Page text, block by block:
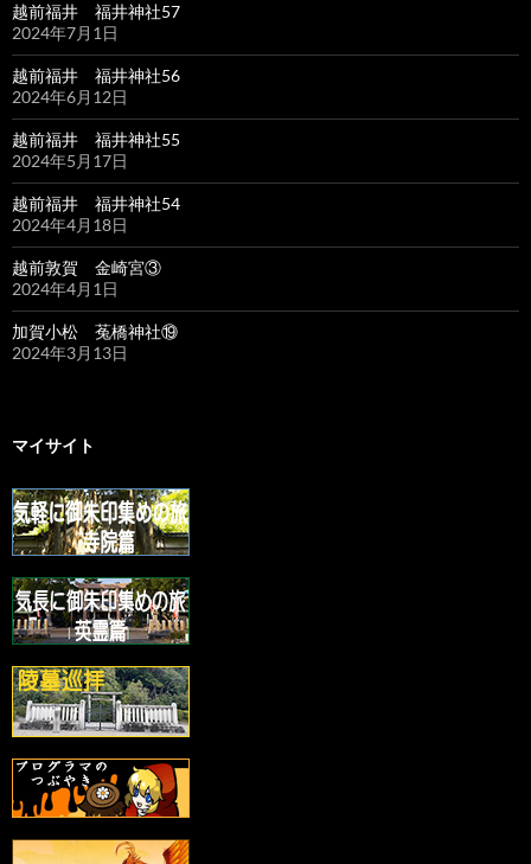
越前福井 福井神社57
2024年7月1日
越前福井 福井神社56
2024年6月12日
越前福井 福井神社55
2024年5月17日
越前福井 福井神社54
2024年4月18日
越前敦賀 金崎宮③
2024年4月1日
加賀小松 菟橋神社⑲
2024年3月13日
マイサイト